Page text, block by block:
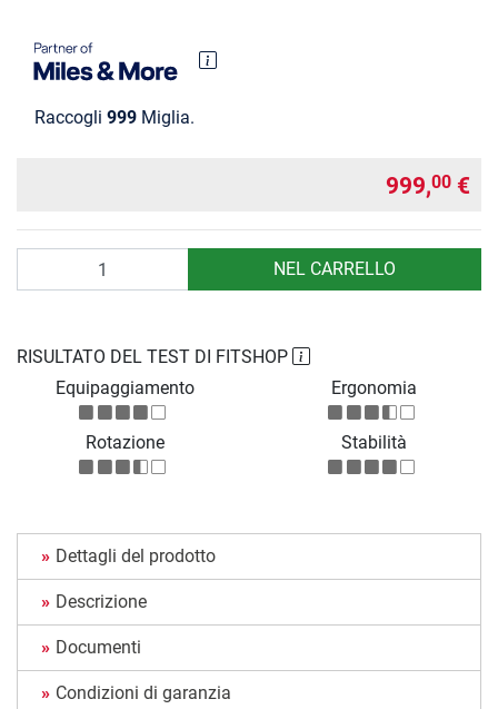
Raccogli 999 Miglia.
999,00 €
NEL CARRELLO
RISULTATO DEL TEST DI FITSHOP
Equipaggiamento
Ergonomia
Rotazione Stabilità
Dettagli del prodotto
Descrizione
Documenti
Condizioni di garanzia